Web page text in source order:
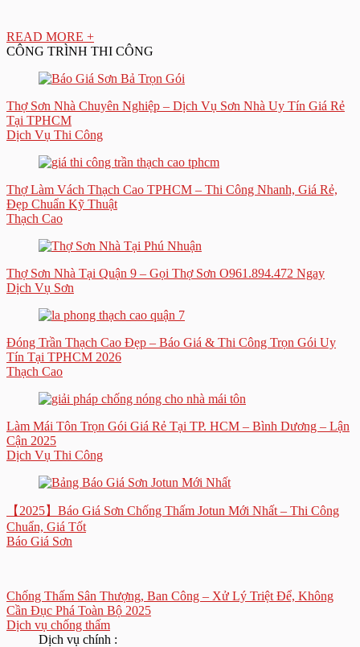
READ MORE +
CÔNG TRÌNH THI CÔNG
Thợ Sơn Nhà Chuyên Nghiệp – Dịch Vụ Sơn Nhà Uy Tín Giá Rẻ
Tại TPHCM
Dịch Vụ Thi Công
Thợ Làm Vách Thạch Cao TPHCM – Thi Công Nhanh, Giá Rẻ,
Đẹp Chuẩn Kỹ Thuật
Thạch Cao
Thợ Sơn Nhà Tại Quận 9 – Gọi Thợ Sơn O961.894.472 Ngay
Dịch Vụ Sơn
Đóng Trần Thạch Cao Đẹp – Báo Giá & Thi Công Trọn Gói Uy
Tín Tại TPHCM 2026
Thạch Cao
Làm Mái Tôn Trọn Gói Giá Rẻ Tại TP. HCM – Bình Dương – Lận
Cận 2025
Dịch Vụ Thi Công
【2025】Báo Giá Sơn Chống Thấm Jotun Mới Nhất – Thi Công
Chuẩn, Giá Tốt
Báo Giá Sơn
Chống Thấm Sân Thượng, Ban Công – Xử Lý Triệt Để, Không
Cần Đục Phá Toàn Bộ 2025
Dịch vụ chống thấm
Dịch vụ chính :